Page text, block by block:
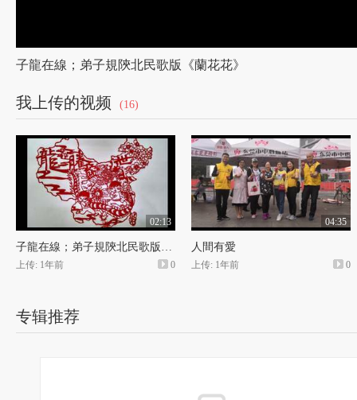
子龍在線；弟子規陝北民歌版《蘭花花》
我上传的视频 (16)
02:13
子龍在線；弟子規陝北民歌版《蘭花花》
上传: 1年前 0
04:35
人間有愛
上传: 1年前 0
专辑推荐